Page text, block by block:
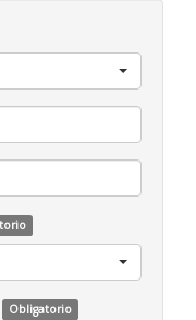
Obligatorio